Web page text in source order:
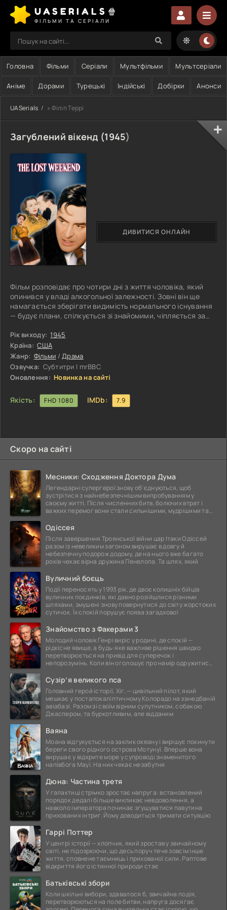
UASERIALS🍿
ФІЛЬМИ ТА СЕРІАЛИ
Головна Фільми Серіали Мультфільми Мультсеріали
Аніме Дорами Турецькі Індійські Добірки Анонси
UASerials » Філіп Террі
Загублений вікенд (1945)
Фільм розповідає про чотири дні з життя чоловіка, який
опинився у владі алкогольної залежності. Зовні він ще
намагається зберігати видимість нормального існування
— будує плани, спілкується зі знайомими, чіпляється за
перетворюється для нього на виснажливу боротьбу із
самим собою: спокусою випити, внутрішньою
порожнечею, тривогою та почуттям провини, яке лише
посилює його стан. Попри щирі обіцянки змінитися й
почати життя спочатку, герой
Рік виходу: 1945
Країна: США
Жанр: Фільми /Драма
Озвучка: Субтитри | mrBBC
Оновлення: Новинка на сайті
Якість: FHD 1080 IMDb: 7.9
ДИВИТИСЯ ОНЛАЙН
Скоро на сайті
Месники: Сходження Доктора Дума
Легендарні супергерої знову об'єднуються, щоб
зустрітися з найнебезпечнішим випробуванням у
своєму житті. Після численних битв, болючих втрат і
важких перемог вони стали сильнішими, мудрішими та
Одіссея
Після завершення Троянської війни цар Ітаки Одіссей
разом із невеликим загоном вирушає в довгу й
небезпечну подорож додому, де на нього вже багато
років чекає вірна дружина Пенелопа. Та шлях, який
Вуличний боєць
Події переносять у 1993 рік, де двоє колишніх бійців
вуличних поєдинків, які давно розійшлися різними
шляхами, змушені знову повернутися до світу жорстоких
сутичок. Їх спокій порушує поява загадкової
Знайомство з Факерами 3
Молодий чоловік Генрі виріс у родині, де спокій —
рідкісне явище, а будь-яке важливе рішення швидко
перетворюється на привід для суперечок і
непорозумінь. Коли він оголошує про намір одружитися,
Сузір’я великого пса
Головний герой історії, Хіг, — цивільний пілот, який
мешкає у постапокаліптичному Колорадо на занедбаній
авіабазі. Разом зі своїм вірним супутником, собакою
Джаспером, та буркотливим, але відданим
Ваяна
Моана відгукується на заклик океану і вирішує покинути
береги свого рідного острова Мотунуї. Вперше вона
вирушає у відкрите море у супроводі знаменитого
напівбога Мауї. На них чекає незабутня
Дюна: Частина третя
У галактиці стрімко зростає напруга: встановлений
порядок дедалі більше викликає невдоволення, а
навколо імператора починає згущуватися павутина
прихованих інтриг. Йому доводиться тримати ситуацію
Гаррі Поттер
У центрі історії — хлопчик, який зростав у звичайному
світі, не підозрюючи, що десь поруч тече зовсім інше
життя, сповнене таємниць і прихованої сили. Раптове
відкриття його істинної природи стає
Батьківські збори
Коли шкільні вибори, здавалося б, звичайна подія,
перетворюються на поле битви, напруга досягає